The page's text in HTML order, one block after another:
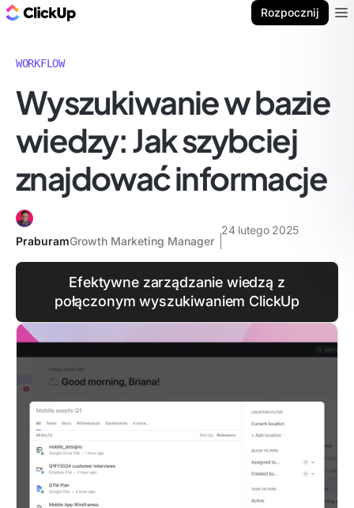
Rozpocznij
WORKFLOW
Wyszukiwanie w bazie
wiedzy: Jak szybciej
znajdować informacje
PraburamGrowth Marketing Manager
24 lutego 2025
Efektywne zarządzanie wiedzą z
połączonym wyszukiwaniem ClickUp